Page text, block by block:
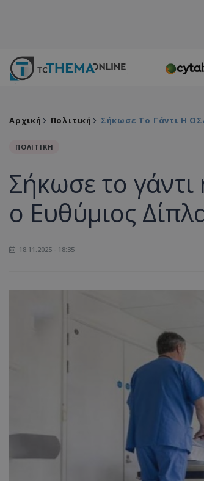
Αρχική Πολιτική Σήκωσε Το Γάντι Η
ΠΟΛΙΤΙΚΗ
Σήκωσε το
ο Ευθύμιος
18.11.2025 - 18:35